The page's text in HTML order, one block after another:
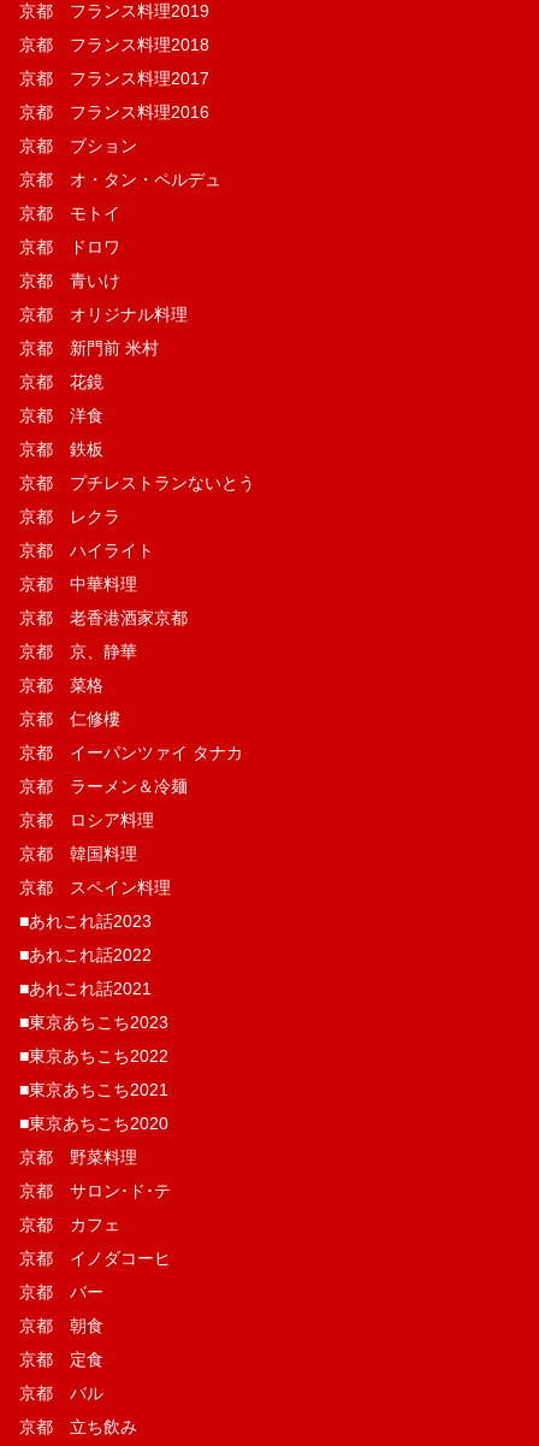
京都 フランス料理2019
京都 フランス料理2018
京都 フランス料理2017
京都 フランス料理2016
京都 ブション
京都 オ・タン・ペルデュ
京都 モトイ
京都 ドロワ
京都 青いけ
京都 オリジナル料理
京都 新門前 米村
京都 花鏡
京都 洋食
京都 鉄板
京都 プチレストランないとう
京都 レクラ
京都 ハイライト
京都 中華料理
京都 老香港酒家京都
京都 京、静華
京都 菜格
京都 仁修樓
京都 イーパンツァイ タナカ
京都 ラーメン＆冷麺
京都 ロシア料理
京都 韓国料理
京都 スペイン料理
■あれこれ話2023
■あれこれ話2022
■あれこれ話2021
■東京あちこち2023
■東京あちこち2022
■東京あちこち2021
■東京あちこち2020
京都 野菜料理
京都 サロン･ド･テ
京都 カフェ
京都 イノダコーヒ
京都 バー
京都 朝食
京都 定食
京都 バル
京都 立ち飲み